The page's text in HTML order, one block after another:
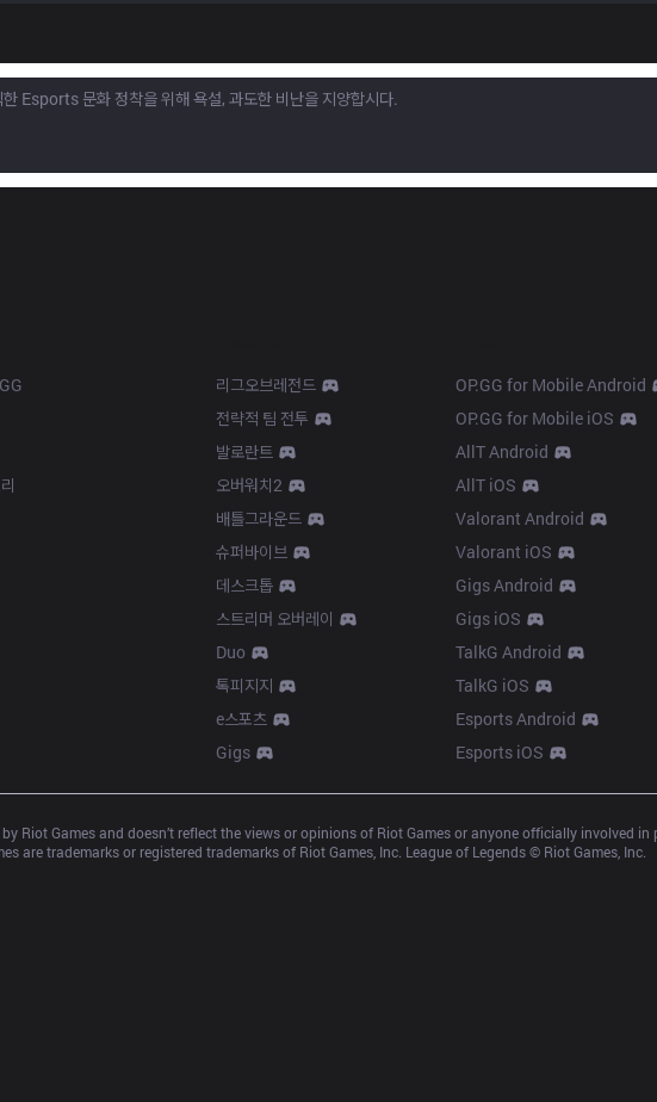
리그오브레전드
전략적 팀 전투
발로란트
오버워치2
배틀그라운드
슈퍼바이브
데스크톱
스트리머 오버레이
Duo
톡피지지
e스포츠
Gigs
OP.GG for Mobile Android
OP.GG for Mobile iOS
AllT Android
AllT iOS
Valorant Android
Valorant iOS
Gigs Android
Gigs iOS
TalkG Android
TalkG iOS
Esports Android
Esports iOS
by Riot Games and doesn’t reflect the views or opinions of Riot Games or anyone officially involved
are trademarks or registered trademarks of Riot Games, Inc. League of Legends © Riot Games, Inc.